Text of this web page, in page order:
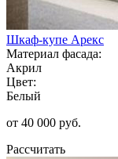
Шкаф-купе Арекс
Материал фасада:
Акрил
Цвет:
Белый
от 40 000 руб.
Рассчитать